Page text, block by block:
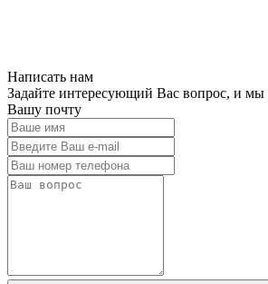
Написать нам
Задайте интересующий Вас вопрос, и мы
Вашу почту